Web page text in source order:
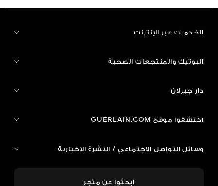
الخدمات عبر الإنترنت
البوتيك والمنتجعات الصحية
دار جيرلان
اكتشفوا موقع GUERLAIN.COM
وسائل التواصل الاجتماعي / النشرة الإخبارية
ابحثوا عن متجر